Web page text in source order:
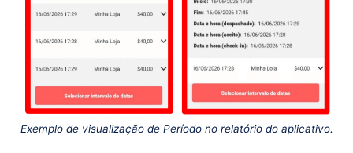
Exemplo de visualização de Período no relatório do aplicativo.